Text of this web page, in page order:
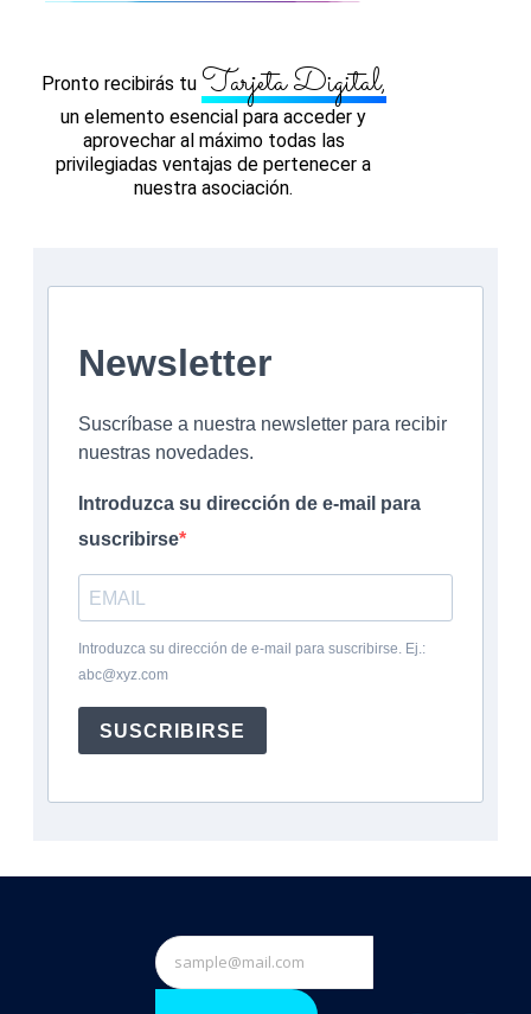
Pronto recibirás tu Tarjeta Digital,
un elemento esencial para acceder y
aprovechar al máximo todas las
privilegiadas ventajas de pertenecer a
nuestra asociación.
Newsletter
Suscríbase a nuestra newsletter para recibir
nuestras novedades.
Introduzca su dirección de e-mail para
suscribirse
Introduzca su dirección de e-mail para suscribirse. Ej.:
abc@xyz.com
SUSCRIBIRSE